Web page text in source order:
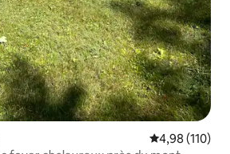
Note
4,98 (110)